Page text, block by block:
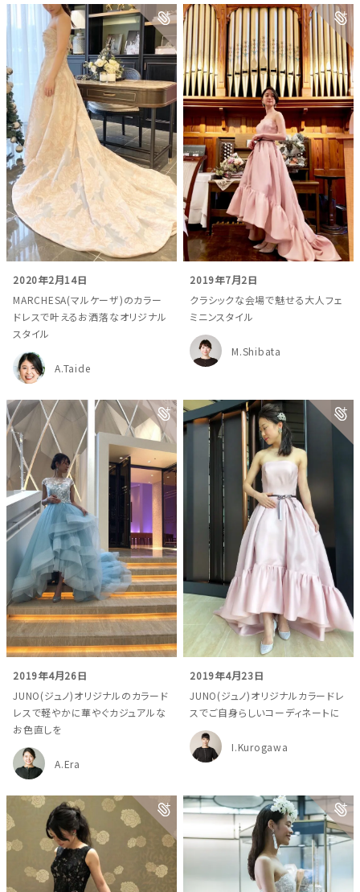
ウェディングマガジン
2020年2月14日
MARCHESA(マルケーザ)のカラー
ドレスで叶えるお洒落なオリジナル
スタイル
A.Taide
2019年7月2日
クラシックな会場で魅せる大人フェ
ミニンスタイル
M.Shibata
2019年4月26日
JUNO(ジュノ)オリジナルのカラード
レスで軽やかに華やぐカジュアルな
お色直しを
A.Era
2019年4月23日
JUNO(ジュノ)オリジナルカラードレ
スでご自身らしいコーディネートに
I.Kurogawa